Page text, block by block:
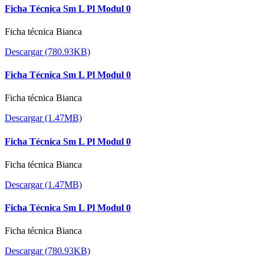
Ficha Técnica Sm L Pl Modul 0
Ficha técnica Bianca
Descargar (780.93KB)
Ficha Técnica Sm L Pl Modul 0
Ficha técnica Bianca
Descargar (1.47MB)
Ficha Técnica Sm L Pl Modul 0
Ficha técnica Bianca
Descargar (1.47MB)
Ficha Técnica Sm L Pl Modul 0
Ficha técnica Bianca
Descargar (780.93KB)